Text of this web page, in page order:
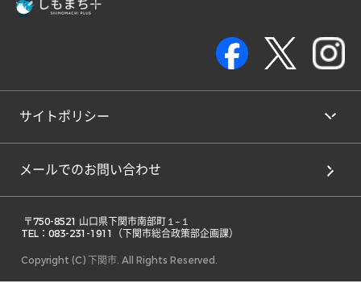
サイトポリシー
メールでのお問い合わせ
TEL：083-231-1911（下関市総合政策部企画課）
Copyright (C) 下関市. All Rights Reserved.